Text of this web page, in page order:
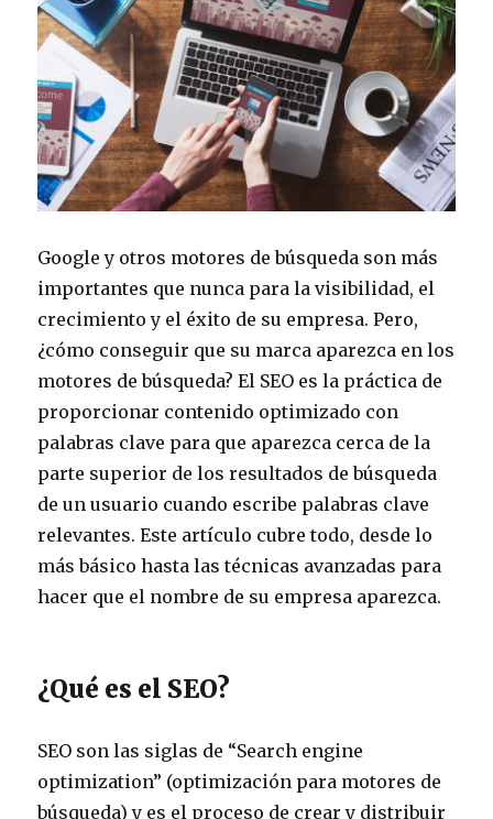
Google y otros motores de búsqueda son más
importantes que nunca para la visibilidad, el
crecimiento y el éxito de su empresa. Pero,
¿cómo conseguir que su marca aparezca en los
motores de búsqueda? El SEO es la práctica de
proporcionar contenido optimizado con
palabras clave para que aparezca cerca de la
parte superior de los resultados de búsqueda
de un usuario cuando escribe palabras clave
relevantes. Este artículo cubre todo, desde lo
más básico hasta las técnicas avanzadas para
hacer que el nombre de su empresa aparezca.
¿Qué es el SEO?
SEO son las siglas de “Search engine
optimization” (optimización para motores de
búsqueda) y es el proceso de crear y distribuir